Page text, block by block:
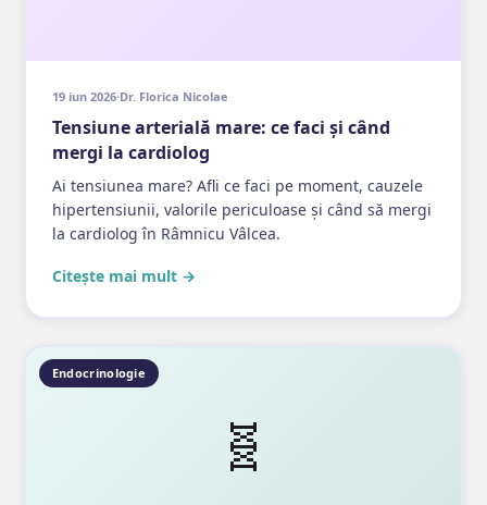
19 iun 2026·Dr. Florica Nicolae
Tensiune arterială mare: ce faci și când
mergi la cardiolog
Ai tensiunea mare? Afli ce faci pe moment, cauzele
hipertensiunii, valorile periculoase și când să mergi
la cardiolog în Râmnicu Vâlcea.
Citește mai mult →
🧬
Endocrinologie